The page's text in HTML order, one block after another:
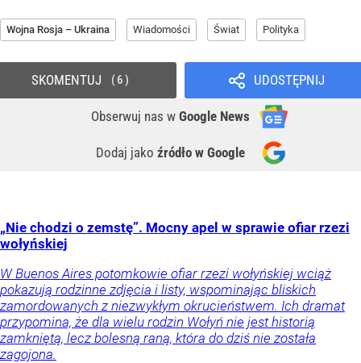
Wojna Rosja – Ukraina Wiadomości Świat Polityka
UDOSTĘPNIJ
Obserwuj nas w Google News
Dodaj jako źródło w Google
SKOMENTUJ 6
„Nie chodzi o zemstę”. Mocny apel w sprawie ofiar rzezi
wołyńskiej
W Buenos Aires potomkowie ofiar rzezi wołyńskiej wciąż
pokazują rodzinne zdjęcia i listy, wspominając bliskich
zamordowanych z niezwykłym okrucieństwem. Ich dramat
przypomina, że dla wielu rodzin Wołyń nie jest historią
zamkniętą, lecz bolesną raną, która do dziś nie została
zagojona.